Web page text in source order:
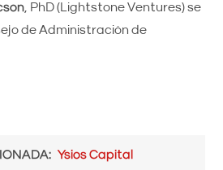
, PhD (Lightstone Ventures) se
de Administración de
Ysios Capital